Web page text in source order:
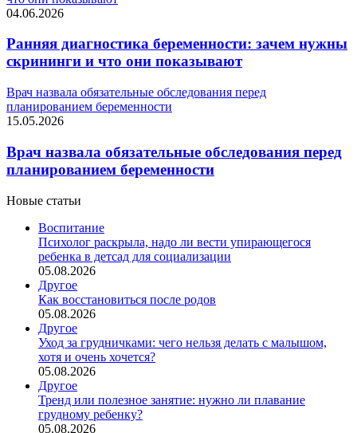
04.06.2026
Ранняя диагностика беременности: зачем нужны
скрининги и что они показывают
Врач назвала обязательные обследования перед
планированием беременности
15.05.2026
Врач назвала обязательные обследования перед
планированием беременности
Новые статьи
Воспитание
Психолог раскрыла, надо ли вести упирающегося
ребенка в детсад для социализации
05.08.2026
Другое
Как восстановиться после родов
05.08.2026
Другое
Уход за грудничками: чего нельзя делать с малышом,
хотя и очень хочется?
05.08.2026
Другое
Тренд или полезное занятие: нужно ли плавание
грудному ребенку?
05.08.2026